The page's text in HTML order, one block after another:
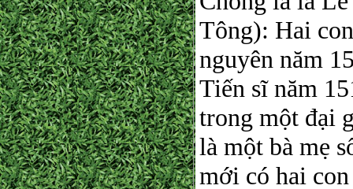
Tông): Hai
nguyên năm
Tiến sĩ năm
trong một đại
là một bà mẹ
mới có hai